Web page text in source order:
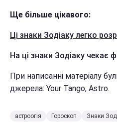
Ще більше цікавого:
Ці знаки Зодіаку легко
На ці знаки Зодіаку чекає
При написанні матеріалу
джерела: Your Tango, Astro.
астроогія Гороскоп Знаки